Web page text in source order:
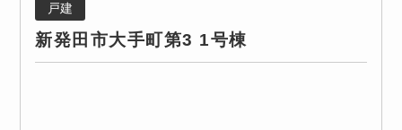
戸建
新発田市大手町第3 1号棟